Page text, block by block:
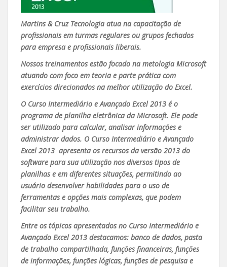
Martins & Cruz Tecnologia atua na capacitação de
profissionais em turmas regulares ou grupos fechados
para empresa e profissionais liberais.
Nossos treinamentos estão focado na metologia Microsoft
atuando com foco em teoria e parte prática com
exercícios direcionados na melhor utilização do Excel.
O Curso Intermediário e Avançado Excel 2013 é o
programa de planilha eletrônica da Microsoft. Ele pode
ser utilizado para calcular, analisar informações e
administrar dados. O Curso Intermediário e Avançado
Excel 2013 apresenta os recursos da versão 2013 do
software para sua utilização nos diversos tipos de
planilhas e em diferentes situações, permitindo ao
usuário desenvolver habilidades para o uso de
ferramentas e opções mais complexas, que podem
facilitar seu trabalho.
Entre os tópicos apresentados no Curso Intermediário e
Avançado Excel 2013 destacamos: banco de dados, pasta
de trabalho compartilhada, funções financeiras, funções
de informações, funções lógicas, funções de pesquisa e